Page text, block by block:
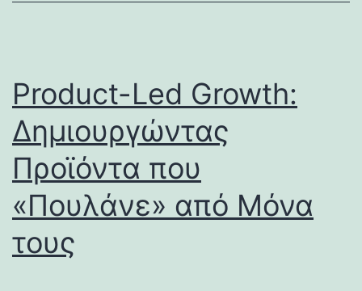
Product-Led Growth:
Δημιουργώντας
Προϊόντα που
«Πουλάνε» από Μόνα
τους